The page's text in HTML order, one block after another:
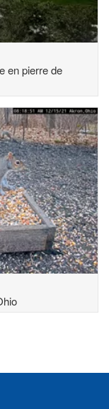
en pierre de